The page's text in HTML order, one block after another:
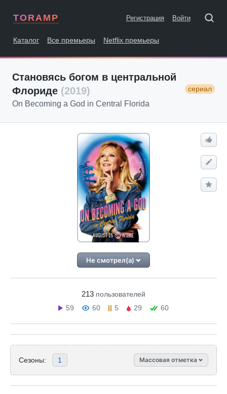
TORAMP Регистрация Войти
Каталог Все премьеры Netflix премьеры
Становясь богом в центральной
Флориде (2019) сериал
On Becoming a God in Central Florida
Не смотрел(а)
213 пользователей
59
60 5 29 60
Сезоны: 1 Массовая отметка